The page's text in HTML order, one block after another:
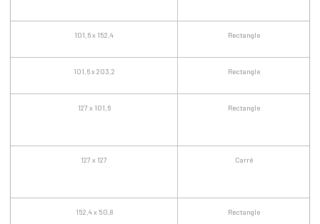
101,6 x 152,4 Rectangle
101,6 x 203,2 Rectangle
127 x 101,6 Rectangle
127 x 127 Carré
152,4 x 50,8 Rectangle